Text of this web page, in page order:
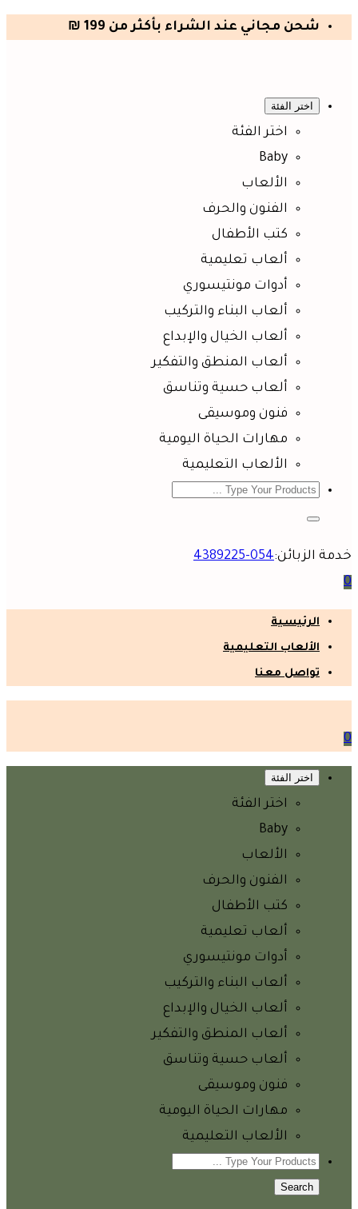
شحن مجاني عند الشراء بأكثر من 199 ₪
اختر الفئة
اختر الفئة
Baby
الألعاب
الفنون والحرف
كتب الأطفال
ألعاب تعليمية
أدوات مونتيسوري
ألعاب البناء والتركيب
ألعاب الخيال والإبداع
ألعاب المنطق والتفكير
ألعاب حسية وتناسق
فنون وموسيقى
مهارات الحياة اليومية
الألعاب التعليمية
خدمة الزبائن:054-4389225
0
الرئيسية
الألعاب التعليمية
تواصل معنا
0
اختر الفئة
اختر الفئة
Baby
الألعاب
الفنون والحرف
كتب الأطفال
ألعاب تعليمية
أدوات مونتيسوري
ألعاب البناء والتركيب
ألعاب الخيال والإبداع
ألعاب المنطق والتفكير
ألعاب حسية وتناسق
فنون وموسيقى
مهارات الحياة اليومية
الألعاب التعليمية
Search